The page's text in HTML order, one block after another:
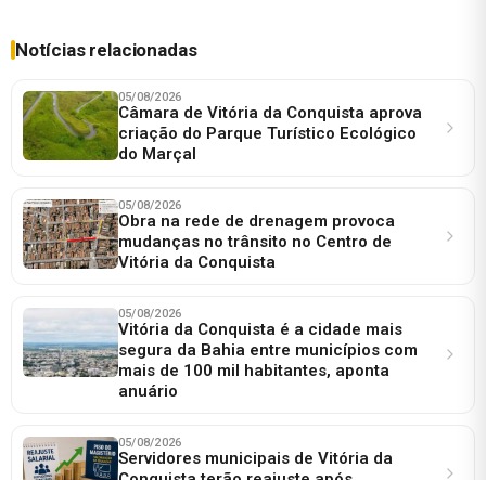
Notícias relacionadas
05/08/2026
Câmara de Vitória da Conquista aprova
criação do Parque Turístico Ecológico
do Marçal
05/08/2026
Obra na rede de drenagem provoca
mudanças no trânsito no Centro de
Vitória da Conquista
05/08/2026
Vitória da Conquista é a cidade mais
segura da Bahia entre municípios com
mais de 100 mil habitantes, aponta
anuário
05/08/2026
Servidores municipais de Vitória da